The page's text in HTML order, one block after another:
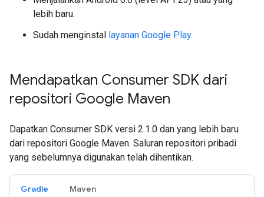
lebih baru.
Sudah menginstal layanan Google Play.
Mendapatkan Consumer SDK dari
repositori Google Maven
Dapatkan Consumer SDK versi 2.1.0 dan yang lebih baru
dari repositori Google Maven. Saluran repositori pribadi
yang sebelumnya digunakan telah dihentikan.
Gradle Maven